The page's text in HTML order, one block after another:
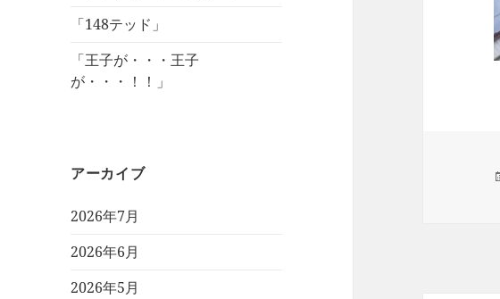
「148テッド」
「王子が・・・王子
が・・・！！」
アーカイブ
2026年7月
2026年6月
2026年5月